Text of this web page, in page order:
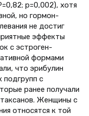
р=0,002), хотя
но гормон-
не достиг
эффекты
с эстроген-
формами
что эрибулин
подгрупп с
ранее получали
Женщины с
относятся к той